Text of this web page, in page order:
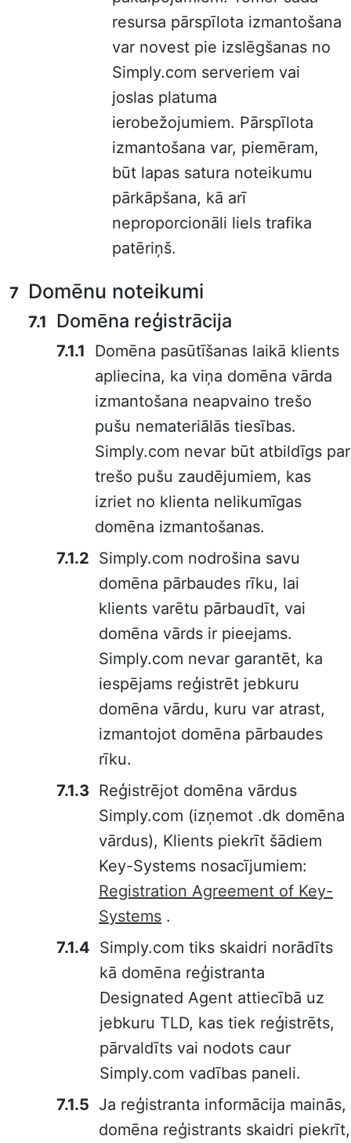
resursa pārspīlota izmantošana
var novest pie izslēgšanas no
Simply.com serveriem vai
joslas platuma
ierobežojumiem. Pārspīlota
izmantošana var, piemēram,
būt lapas satura noteikumu
pārkāpšana, kā arī
neproporcionāli liels trafika
patēriņš.
Domēnu noteikumi
Domēna reģistrācija
Domēna pasūtīšanas laikā klients
apliecina, ka viņa domēna vārda
izmantošana neapvaino trešo
pušu nemateriālās tiesības.
Simply.com nevar būt atbildīgs par
trešo pušu zaudējumiem, kas
izriet no klienta nelikumīgas
domēna izmantošanas.
Simply.com nodrošina savu
domēna pārbaudes rīku, lai
klients varētu pārbaudīt, vai
domēna vārds ir pieejams.
Simply.com nevar garantēt, ka
iespējams reģistrēt jebkuru
domēna vārdu, kuru var atrast,
izmantojot domēna pārbaudes
rīku.
Reģistrējot domēna vārdus
Simply.com (izņemot .dk domēna
vārdus), Klients piekrīt šādiem
Key-Systems nosacījumiem:
Registration Agreement of Key-
Systems .
Simply.com tiks skaidri norādīts
kā domēna reģistranta
Designated Agent attiecībā uz
jebkuru TLD, kas tiek reģistrēts,
pārvaldīts vai nodots caur
Simply.com vadības paneli.
Ja reģistranta informācija mainās,
domēna reģistrants skaidri piekrīt,